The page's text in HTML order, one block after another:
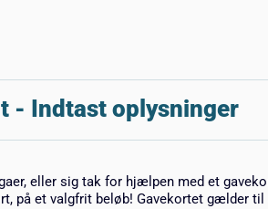
- Indtast oplysninger
eller sig tak for hjælpen med et
på et valgfrit beløb! Gavekortet gælder